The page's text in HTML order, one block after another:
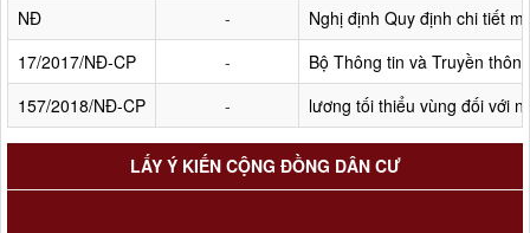
NĐ
-
Nghị định Quy định chi tiết
17/2017/NĐ-CP
-
Bộ Thông tin và Truyền
157/2018/NĐ-CP
- lương tối thiểu vùng đối với
LẤY Ý KIẾN CỘNG ĐỒNG DÂN CƯ